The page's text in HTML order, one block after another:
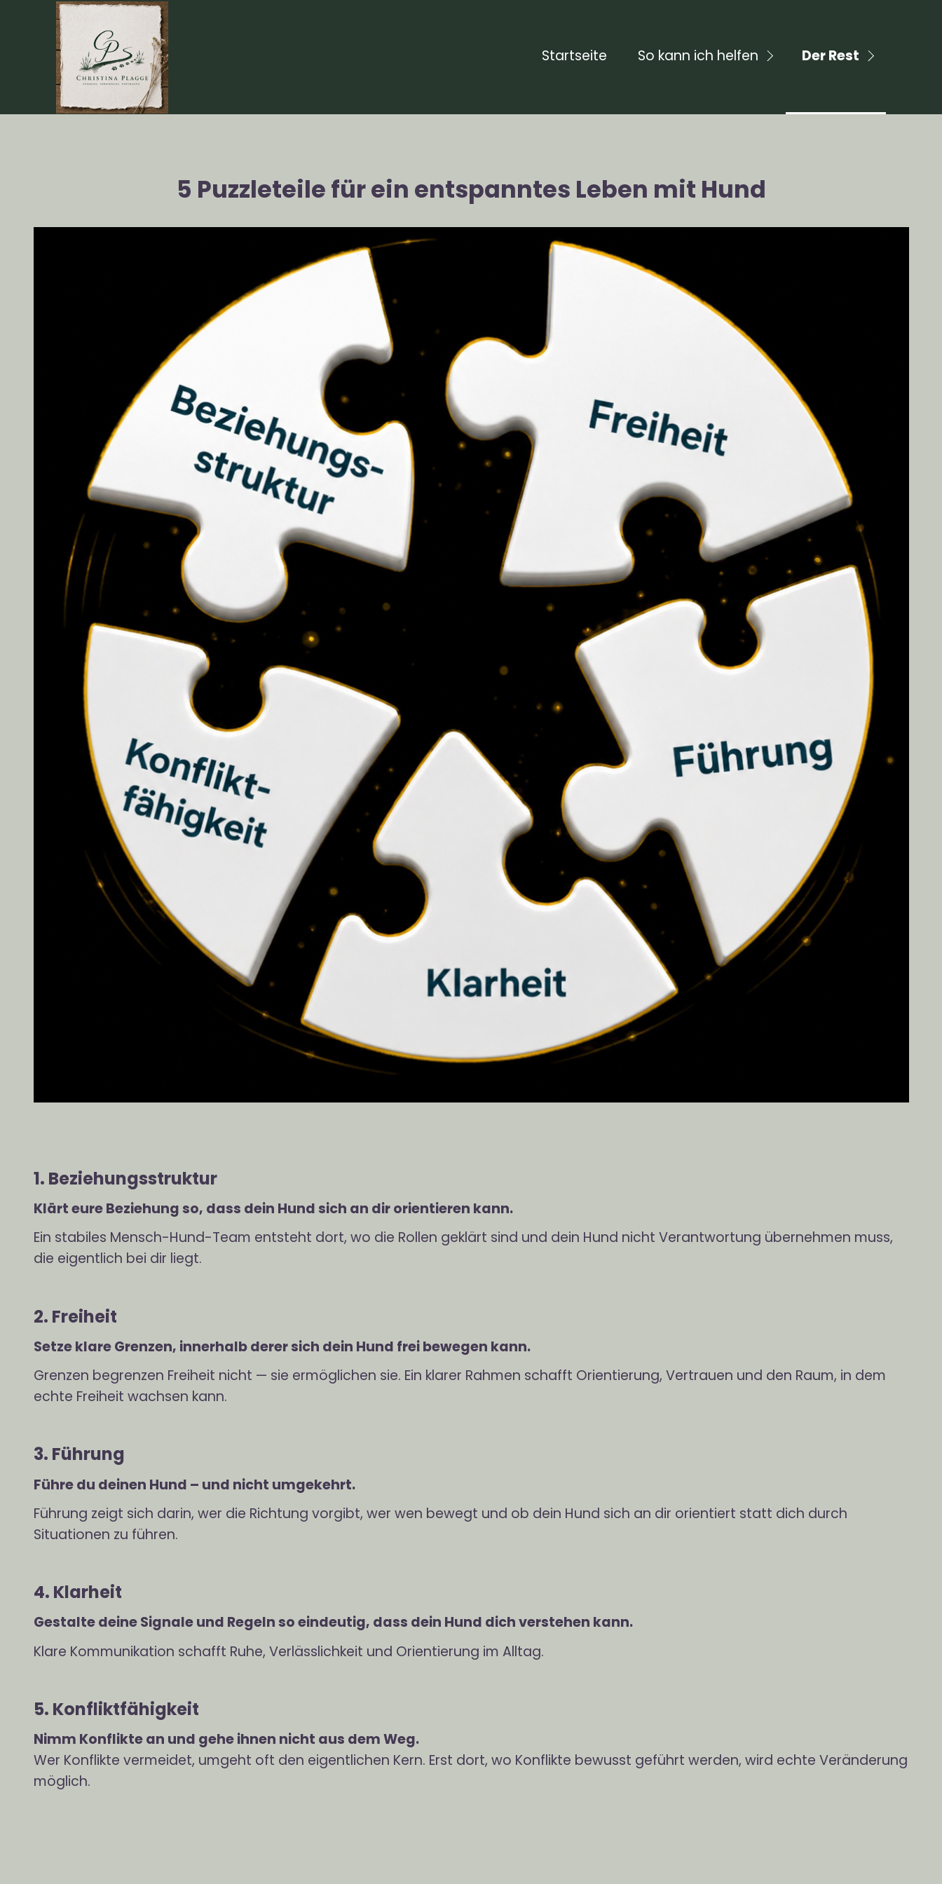
Startseite So kann ich helfen Der Rest
5 Puzzleteile für ein entspanntes Leben mit Hund
1. Beziehungsstruktur
Klärt eure Beziehung so, dass dein Hund sich an dir orientieren kann.
Ein stabiles Mensch-Hund-Team entsteht dort, wo die Rollen geklärt sind und dein Hund nicht Verantwortung übernehmen muss,
die eigentlich bei dir liegt.
2. Freiheit
Setze klare Grenzen, innerhalb derer sich dein Hund frei bewegen kann.
Grenzen begrenzen Freiheit nicht — sie ermöglichen sie. Ein klarer Rahmen schafft Orientierung, Vertrauen und den Raum, in dem
echte Freiheit wachsen kann.
3. Führung
Führe du deinen Hund – und nicht umgekehrt.
Führung zeigt sich darin, wer die Richtung vorgibt, wer wen bewegt und ob dein Hund sich an dir orientiert statt dich durch
Situationen zu führen.
4. Klarheit
Gestalte deine Signale und Regeln so eindeutig, dass dein Hund dich verstehen kann.
Klare Kommunikation schafft Ruhe, Verlässlichkeit und Orientierung im Alltag.
5. Konfliktfähigkeit
Nimm Konflikte an und gehe ihnen nicht aus dem Weg.
Wer Konflikte vermeidet, umgeht oft den eigentlichen Kern. Erst dort, wo Konflikte bewusst geführt werden, wird echte Veränderung
möglich.